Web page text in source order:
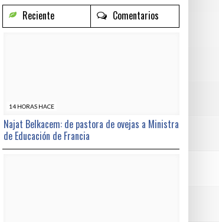
Reciente Comentarios
14 HORAS HACE
Najat Belkacem: de pastora de ovejas a Ministra
de Educación de Francia